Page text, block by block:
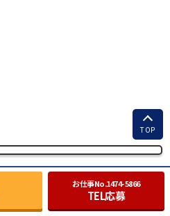
お仕事No.1474-5866
TEL応募
TOP